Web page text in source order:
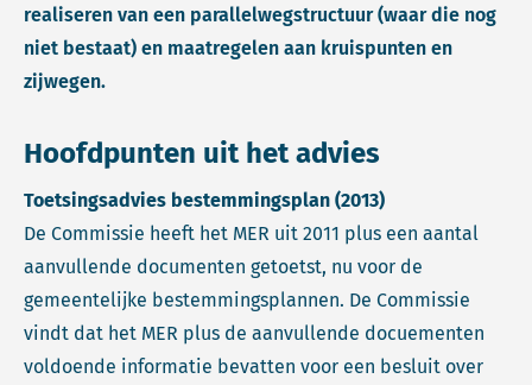
realiseren van een parallelwegstructuur (waar die nog
niet bestaat) en maatregelen aan kruispunten en
zijwegen.
Hoofdpunten uit het advies
Toetsingsadvies bestemmingsplan (2013)
De Commissie heeft het MER uit 2011 plus een aantal
aanvullende documenten getoetst, nu voor de
gemeentelijke bestemmingsplannen. De Commissie
vindt dat het MER plus de aanvullende docuementen
voldoende informatie bevatten voor een besluit over